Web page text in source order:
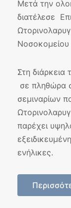
Μετά την
διατέλεσε
Νοσοκομείου
Στη διάρκεια
σε πληθώρα
σεμιναρίων
παρέχει
ενήλικες.